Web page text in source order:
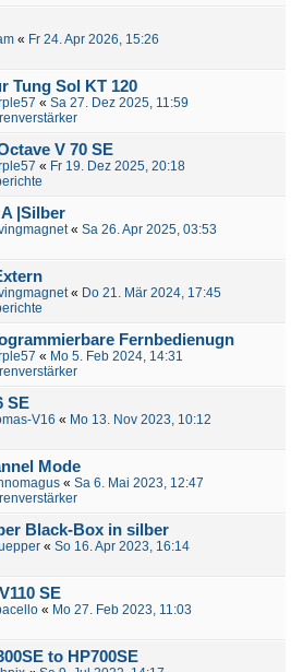
« Fr 24. Apr 2026, 15:26
Tung Sol KT 120
« Sa 27. Dez 2025, 11:59
V 70 SE
« Fr 19. Dez 2025, 20:18
|Silber
« Sa 26. Apr 2025, 03:53
« Do 21. Mär 2024, 17:45
Fernbedienugn
« Mo 5. Feb 2024, 14:31
SE
V16 « Mo 13. Nov 2023, 10:12
Mode
« Sa 6. Mai 2023, 12:47
Black-Box in silber
« So 16. Apr 2023, 16:14
SE
« Mo 27. Feb 2023, 11:03
to HP700SE